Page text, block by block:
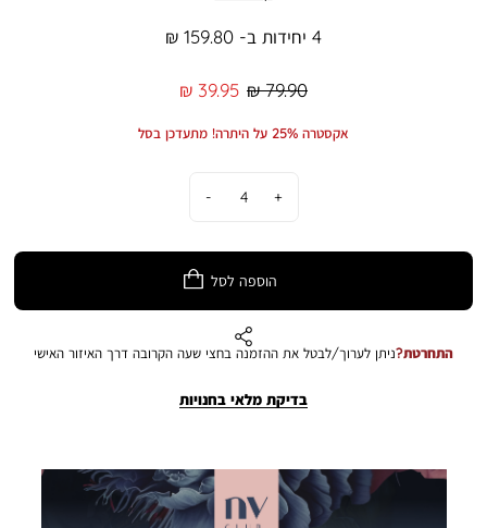
4 יחידות ב- 159.80 ₪
מחיר
39.95 ₪
מחיר
79.90 ₪
אקסטרה 25% על היתרה! מתעדכן בסל
הוספה לסל
התחרטת?ניתן לערוך/לבטל את ההזמנה בחצי שעה הקרובה דרך האיזור האישי
בדיקת מלאי בחנויות